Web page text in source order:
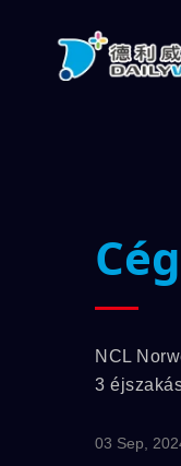
NCL
3
03 Sep,